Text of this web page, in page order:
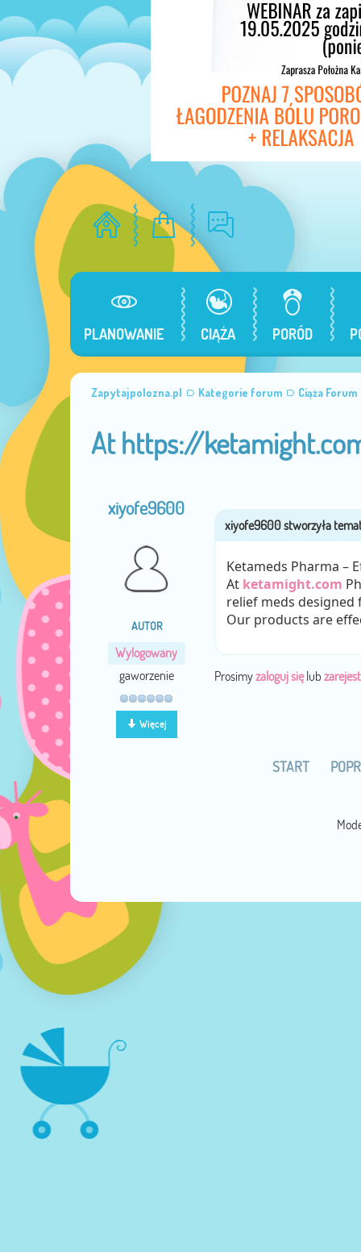
PLANOWANIE CIĄŻA PORÓD
Zapytajpolozna.pl Kategorie forum Ciąża Forum
At https://
xiyofe9600
AUTOR
Wylogowany
gaworzenie
Więcej
Ketameds Pharma –
At ketamight.com
relief meds
Our products are
Prosimyzaloguj sięlub
START